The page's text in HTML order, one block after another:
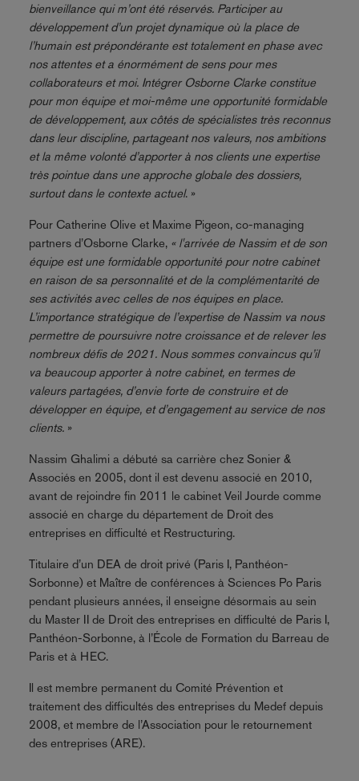
bienveillance qui m’ont été réservés. Participer au
développement d’un projet dynamique où la place de
l’humain est prépondérante est totalement en phase avec
nos attentes et a énormément de sens pour mes
collaborateurs et moi. Intégrer Osborne Clarke constitue
pour mon équipe et moi-même une opportunité formidable
de développement, aux côtés de spécialistes très reconnus
dans leur discipline, partageant nos valeurs, nos ambitions
et la même volonté d’apporter à nos clients une expertise
très pointue dans une approche globale des dossiers,
surtout dans le contexte actuel. »
Pour Catherine Olive et Maxime Pigeon, co-managing
partners d’Osborne Clarke, « l'arrivée de Nassim et de son
équipe est une formidable opportunité pour notre cabinet
en raison de sa personnalité et de la complémentarité de
ses activités avec celles de nos équipes en place.
L’importance stratégique de l’expertise de Nassim va nous
permettre de poursuivre notre croissance et de relever les
nombreux défis de 2021. Nous sommes convaincus qu’il
va beaucoup apporter à notre cabinet, en termes de
valeurs partagées, d’envie forte de construire et de
développer en équipe, et d’engagement au service de nos
clients.»
Nassim Ghalimi a débuté sa carrière chez Sonier &
Associés en 2005, dont il est devenu associé en 2010,
avant de rejoindre fin 2011 le cabinet Veil Jourde comme
associé en charge du département de Droit des
entreprises en difficulté et Restructuring.
Titulaire d’un DEA de droit privé (Paris I, Panthéon-
Sorbonne) et Maître de conférences à Sciences Po Paris
pendant plusieurs années, il enseigne désormais au sein
du Master II de Droit des entreprises en difficulté de Paris I,
Panthéon-Sorbonne, à l’École de Formation du Barreau de
Paris et à HEC.
Il est membre permanent du Comité Prévention et
traitement des difficultés des entreprises du Medef depuis
2008, et membre de l’Association pour le retournement
des entreprises (ARE).